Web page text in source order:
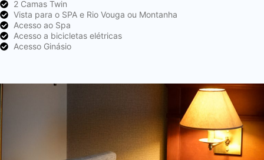
2 Camas Twin
Vista para o SPA e Rio Vouga ou Montanha
Acesso ao Spa
Acesso a bicicletas elétricas
Acesso Ginásio